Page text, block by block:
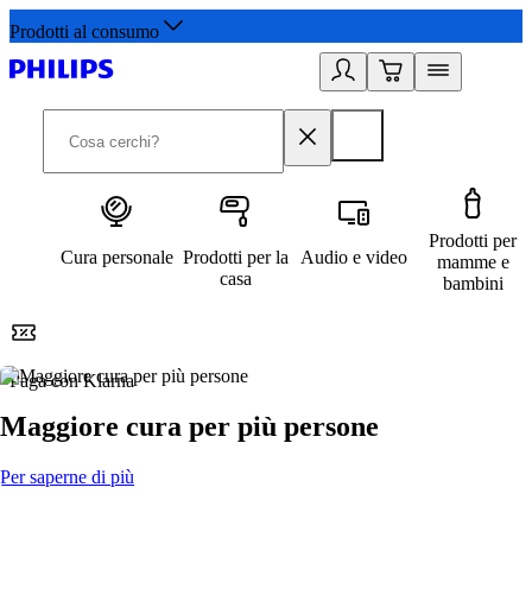
Prodotti al consumo
Cura personale Prodotti per la
casa
Audio e video
Prodotti per
mamme e
bambini
Paga con Klarna
Maggiore cura per più persone
Per saperne di più